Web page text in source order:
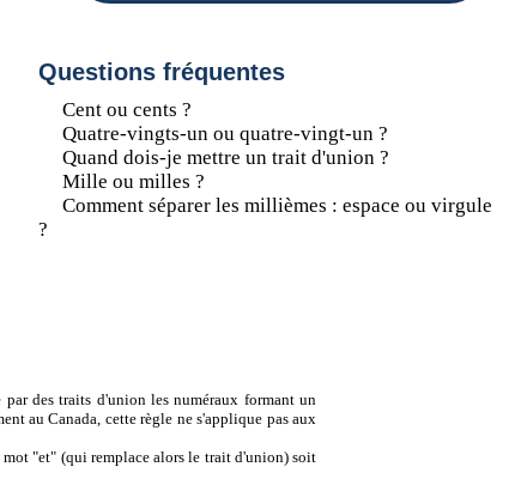
Questions fréquentes
Cent ou cents ?
Quatre-vingts-un ou quatre-vingt-un ?
Quand dois-je mettre un trait d'union ?
Mille ou milles ?
Comment séparer les millièmes : espace ou virgule
?
des traits d'union les numéraux formant un
au Canada, cette règle ne s'applique pas aux
"et" (qui remplace alors le trait d'union) soit